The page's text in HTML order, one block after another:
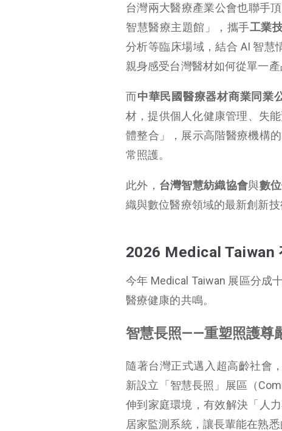
台灣兩大醫療產業公會也聯手
智慧醫療主題館」，攜手工業
分析等臨床場域，結合 AI 智慧
親身感受台灣醫材如何從單一
而中華民國醫療器材商業同業
材，提供個人化健康管理、失
體整合」，展示高階醫療機構
常照護。
此外， 台灣智慧紡織協會與數
織與數位醫療領域的最新創新
2026 Medical Taiwan
今年 Medical Taiwan 展區分成
醫療健康的共鳴。
智慧長照——重塑照護尊
隨著台灣正式邁入超高齡社會
新設立「智慧長照」展區（
伸到家庭環境，有效解決「人
居家監測系統，讓長輩能在熟